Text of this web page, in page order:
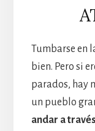
Tumbarse en
bien. Pero si
parados, hay
un pueblo
andar a través